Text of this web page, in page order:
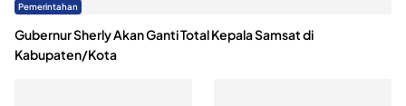
Pemerintahan
Gubernur Sherly Akan Ganti Total Kepala Samsat di
Kabupaten/Kota